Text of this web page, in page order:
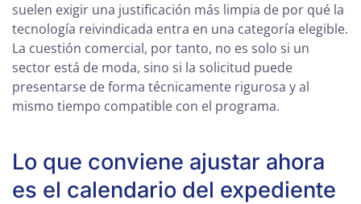
suelen exigir una justificación más limpia de por qué la
tecnología reivindicada entra en una categoría elegible.
La cuestión comercial, por tanto, no es solo si un
sector está de moda, sino si la solicitud puede
presentarse de forma técnicamente rigurosa y al
mismo tiempo compatible con el programa.
Lo que conviene ajustar ahora
es el calendario del expediente